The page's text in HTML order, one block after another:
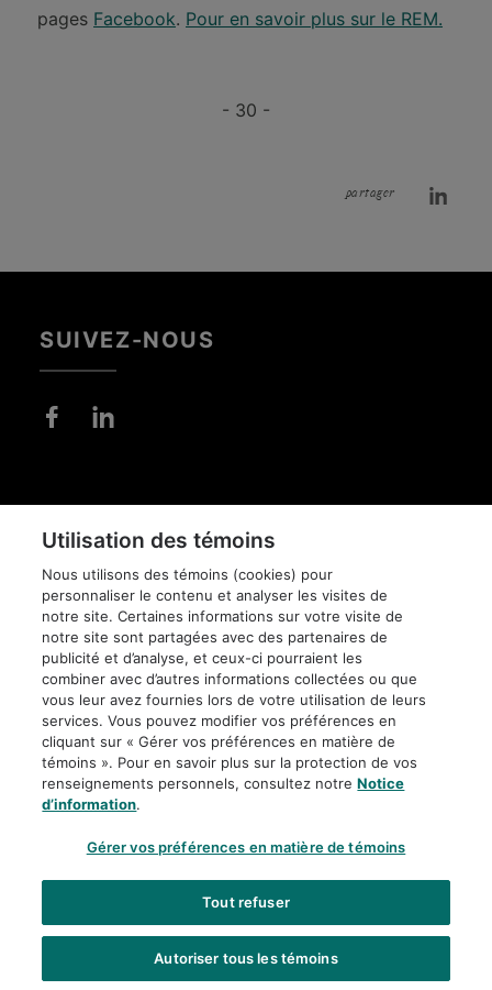
pages Facebook. Pour en savoir plus sur le REM.
- 30 -
partager
SUIVEZ-NOUS
page
DIFFUSION DE
L'INFORMATION
CONFIDENTIALITÉ
AVIS JURIDIQUE
POLITIQUE
ÉDITORIALE
ACCESSIBILITÉ PLAN DU SITE
PARAMÈTRES DES
TÉMOINS
Utilisation des témoins
Nous utilisons des témoins (cookies) pour
personnaliser le contenu et analyser les visites de
notre site. Certaines informations sur votre visite de
notre site sont partagées avec des partenaires de
publicité et d’analyse, et ceux-ci pourraient les
combiner avec d’autres informations collectées ou que
vous leur avez fournies lors de votre utilisation de leurs
services. Vous pouvez modifier vos préférences en
cliquant sur « Gérer vos préférences en matière de
témoins ». Pour en savoir plus sur la protection de vos
renseignements personnels, consultez notreNotice
d’information.
Gérer vos préférences en matière de témoins
Tout refuser
Autoriser tous les témoins